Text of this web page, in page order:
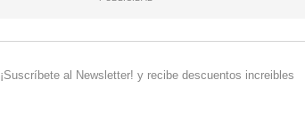
¡Suscríbete al Newsletter! y recibe descuentos increibles